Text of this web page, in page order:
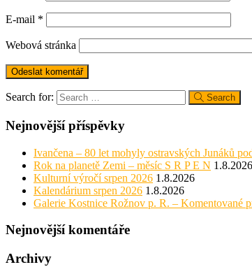
E-mail *
Webová stránka
Search for: Search
Nejnovější příspěvky
Ivančena – 80 let mohyly ostravských Junáků
Rok na planetě Zemi – měsíc S R P E N 1.8.2026
Kulturní výročí srpen 2026 1.8.2026
Kalendárium srpen 2026 1.8.2026
Galerie Kostnice Rožnov p. R. – Komentované
Nejnovější komentáře
Archivy